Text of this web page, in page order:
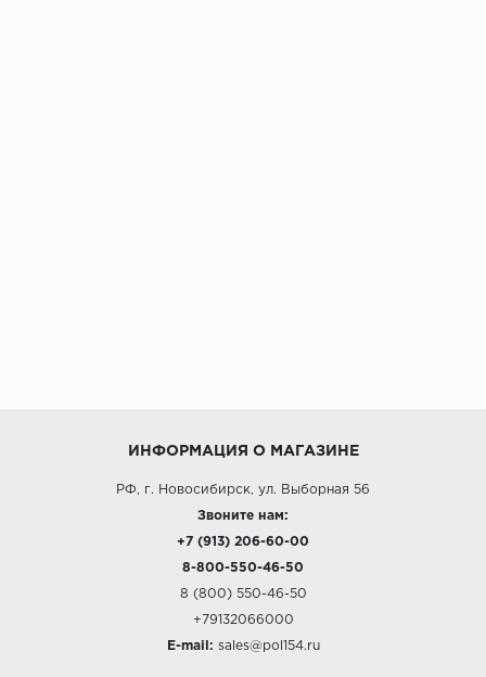
ИНФОРМАЦИЯ О МАГАЗИНЕ
РФ, г. Новосибирск, ул. Выборная 56
Звоните нам:
+7 (913) 206-60-00
8-800-550-46-50
8 (800) 550-46-50
+79132066000
E-mail: sales@pol154.ru